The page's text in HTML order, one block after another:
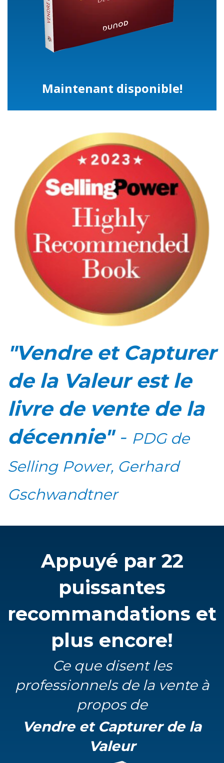
Maintenant disponible!
"Vendre et Capturer
de la Valeur est le
livre de vente de la
décennie" - PDG de
Selling Power, Gerhard
Gschwandtner
Appuyé par 22
puissantes
recommandations et
plus encore!
Ce que disent les
professionnels de la vente à
propos de
Vendre et Capturer de la
Valeur